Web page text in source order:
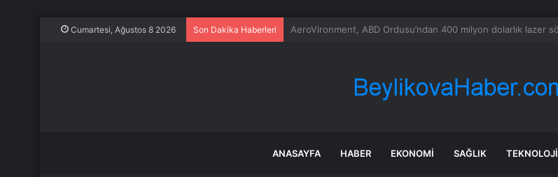
Cumartesi, Ağustos 8 2026 Son Dakika Haberleri Evine tadilat yapan çift, gizli bölmede deste deste para buldu
ANASAYFA HABER EKONOMI SAĞLIK TEKNOLOJI